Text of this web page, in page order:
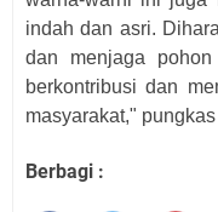
indah dan asri.
dan menjaga
berkontribusi dan
masyarakat,"
Berbagi :